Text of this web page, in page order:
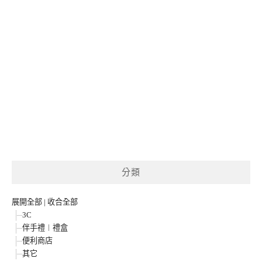
分類
展開全部 | 收合全部
3C
伴手禮︱禮盒
便利商店
其它